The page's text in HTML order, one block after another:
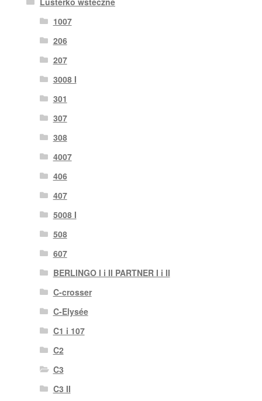
1007
206
207
3008 I
301
307
308
4007
406
407
5008 I
508
607
BERLINGO I i II PARTNER I i II
C-crosser
C-Elysée
C1 i 107
C2
C3
C3 II